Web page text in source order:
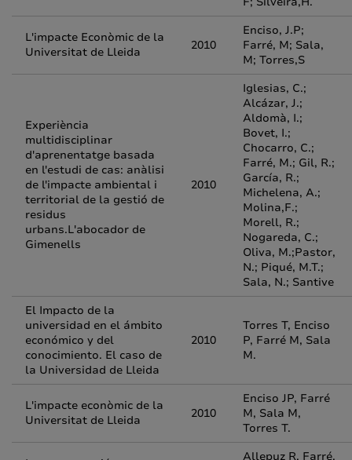
L'impacte Econòmic de la
Universitat de Lleida
2010
Enciso, J.P;
Farré, M; Sala,
M; Torres,S
Experiència
multidisciplinar
d'aprenentatge basada
en l'estudi de cas: anàlisi
de l'impacte ambiental i
territorial de la gestió de
residus
urbans.L'abocador de
Gimenells
2010
Iglesias, C.;
Alcázar, J.;
Aldomà, I.;
Bovet, I.;
Chocarro, C.;
Farré, M.; Gil, R.;
García, R.;
Michelena, A.;
Molina,F.;
Morell, R.;
Nogareda, C.;
Oliva, M.;Pastor,
N.; Piqué, M.T.;
Sala, N.; Santive
El Impacto de la
universidad en el ámbito
económico y del
conocimiento. El caso de
la Universidad de Lleida
2010
Torres T, Enciso
P, Farré M, Sala
M.
L'impacte econòmic de la
Universitat de Lleida
2010
Enciso JP, Farré
M, Sala M,
Torres T.
Allepuz R, Farré,